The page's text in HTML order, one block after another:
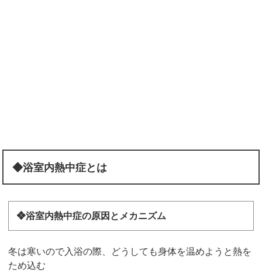
◆浴室内熱中症とは
❖浴室内熱中症の原因とメカニズム
冬は寒いので入浴の際、どうしても身体を温めようと熱を
ため込む